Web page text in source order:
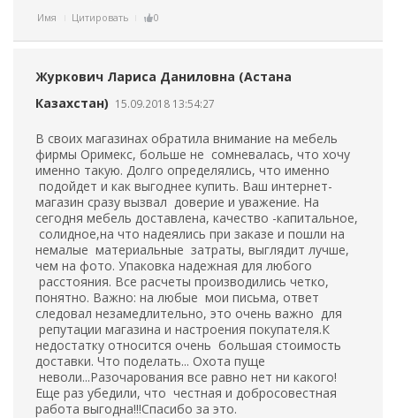
Имя Цитировать 0
Журкович Лариса Даниловна (Астана
Казахстан) 15.09.2018 13:54:27
В своих магазинах обратила внимание на мебель
фирмы Оримекс, больше не сомневалась, что хочу
именно такую. Долго определялись, что именно
подойдет и как выгоднее купить. Ваш интернет-
магазин сразу вызвал доверие и уважение. На
сегодня мебель доставлена, качество -капитальное,
солидное,на что надеялись при заказе и пошли на
немалые материальные затраты, выглядит лучше,
чем на фото. Упаковка надежная для любого
расстояния. Все расчеты производились четко,
понятно. Важно: на любые мои письма, ответ
следовал незамедлительно, это очень важно для
репутации магазина и настроения покупателя.К
недостатку относится очень большая стоимость
доставки. Что поделать... Охота пуще
неволи...Разочарования все равно нет ни какого!
Еще раз убедили, что честная и добросовестная
работа выгодна!!!Спасибо за это.